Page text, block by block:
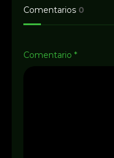
Comentarios 0
Comentario *